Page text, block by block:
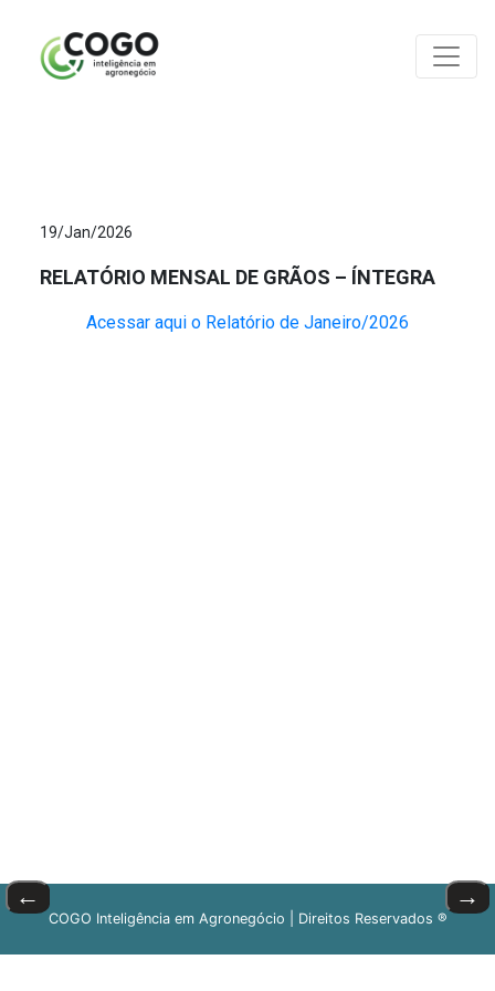
19/Jan/2026
RELATÓRIO MENSAL DE GRÃOS – ÍNTEGRA
Acessar aqui o Relatório de Janeiro/2026
← →
COGO Inteligência em Agronegócio | Direitos Reservados ®